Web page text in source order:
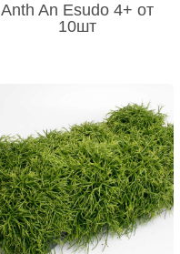
Anth An Esudo 4+ от
10шт